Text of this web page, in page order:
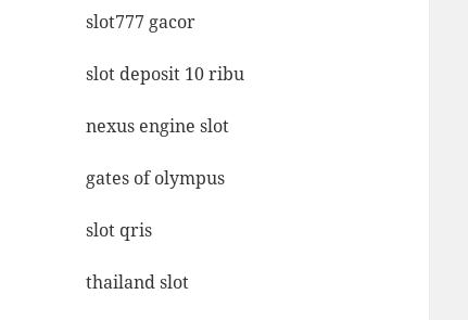
slot777 gacor
slot deposit 10 ribu
nexus engine slot
gates of olympus
slot qris
thailand slot